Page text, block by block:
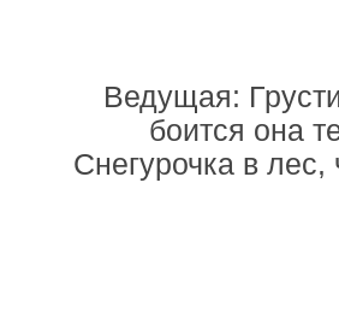
Ведущая:
боится она
Снегурочка в